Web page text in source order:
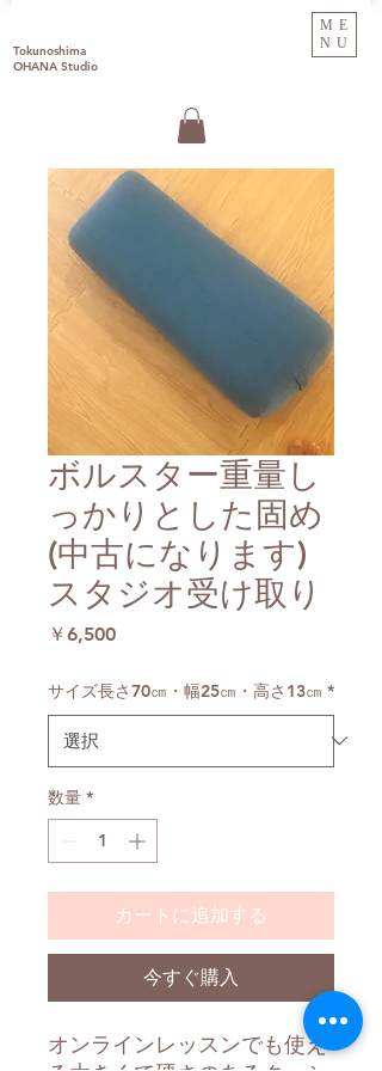
Tokunoshima
OHANA Studio
ME
NU
ボルスター重量し
っかりとした固め
(中古になります)
スタジオ受け取り
￥6,500価
サイズ長さ70㎝・幅25㎝・高さ13㎝ *
数量 *
カートに追加する
今すぐ購入
オンラインレッスンでも使え